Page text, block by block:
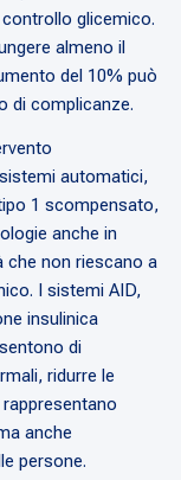
glicemico.
almeno il
del 10% può
di complicanze.
automatici,
1 scompensato,
anche in
che non riescano a
I sistemi AID,
insulinica
di
ridurre le
anche
persone.